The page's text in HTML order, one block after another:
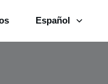
Español